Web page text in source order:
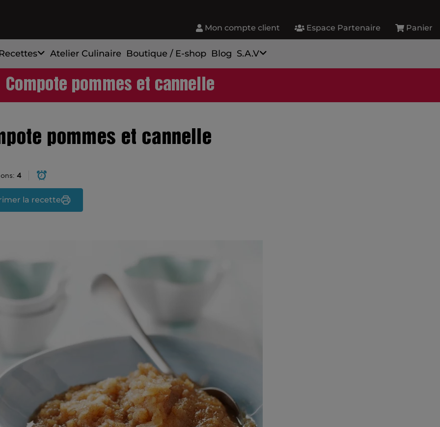
Mon compte client Espace Partenaire Panier
Atelier Culinaire Boutique / E-shop Blog S.A.V
Compote pommes et cannelle
pommes et cannelle
4
la recette